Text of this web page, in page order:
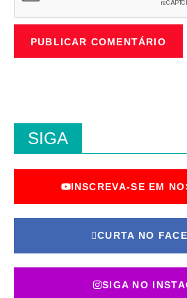
SIGA
INSCREVA-SE EM
CURTA NO
SIGA NO